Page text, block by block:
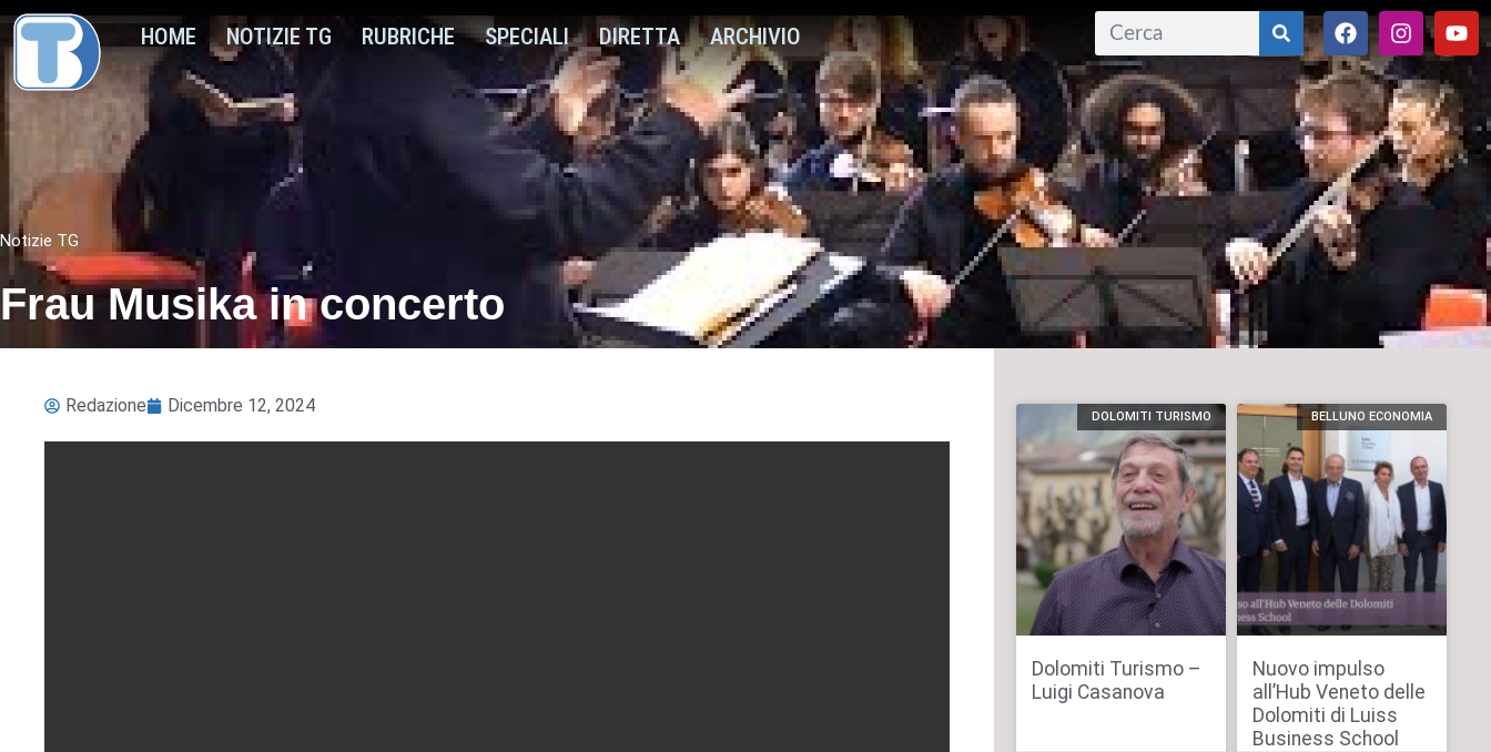
HOME NOTIZIE TG RUBRICHE SPECIALI DIRETTA ARCHIVIO
Notizie TG
Frau Musika in concerto
Redazione Dicembre 12, 2024
DOLOMITI TURISMO
Dolomiti Turismo –
Luigi Casanova
BELLUNO ECONOMIA
Nuovo impulso
all’Hub Veneto delle
Dolomiti di Luiss
Business School